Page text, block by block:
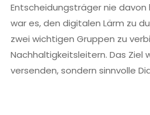
Entscheidungsträger nie davon
war es, den digitalen Lärm zu
zwei wichtigen Gruppen zu
Nachhaltigkeitsleitern. Das Ziel
versenden, sondern sinnvolle